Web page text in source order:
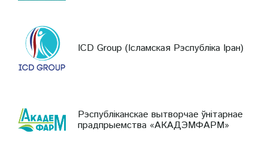
ICD Group (Ісламская Рэспубліка Іран)
Рэспубліканскае вытворчае ўнітарнае
прадпрыемства «АКАДЭМФАРМ»